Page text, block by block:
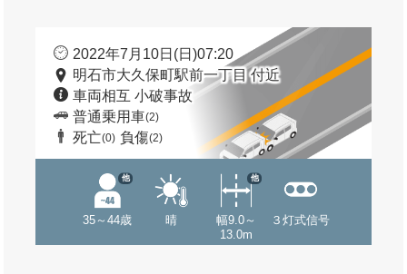
2022年7月10日(日)07:20
明石市大久保町駅前一丁目 付近
車両相互 小破事故
普通乗用車(2)
死亡(0) 負傷(2)
35～44歳
他
晴
幅9.0～
13.0m
他
３灯式信号